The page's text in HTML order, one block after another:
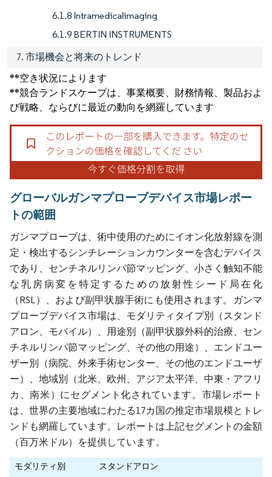
6.1.8 Intramedicalimaging
6.1.9 BERTIN INSTRUMENTS
7. 市場機会と将来のトレンド
**空き状況によります
**競合ランドスケープは、事業概要、財務情報、製品およ
び戦略、ならびに最近の動向を網羅しています
グローバルガンマプローブデバイス市場レポー
トの範囲
ガンマプローブは、術中使用のためにイオン化放射線を測
定・検出するシンチレーションカウンターを含むデバイス
であり、センチネルリンパ節マッピング、小さく触知不能
な乳房病変を特定するための放射性シード局在化
（RSL）、および副甲状腺手術にも使用されます。ガンマ
プローブデバイス市場は、モダリティタイプ別（スタンド
アロン、モバイル）、用途別（副甲状腺外科的治療、セン
チネルリンパ節マッピング、その他の用途）、エンドユー
ザー別（病院、外来手術センター、その他のエンドユーザ
ー）、地域別（北米、欧州、アジア太平洋、中東・アフリ
カ、南米）にセグメント化されています。市場レポート
は、世界の主要地域にわたる17カ国の推定市場規模とトレ
ンドも網羅しています。レポートは上記セグメントの金額
（百万米ドル）を提供しています。
モダリティ別 スタンドアロン